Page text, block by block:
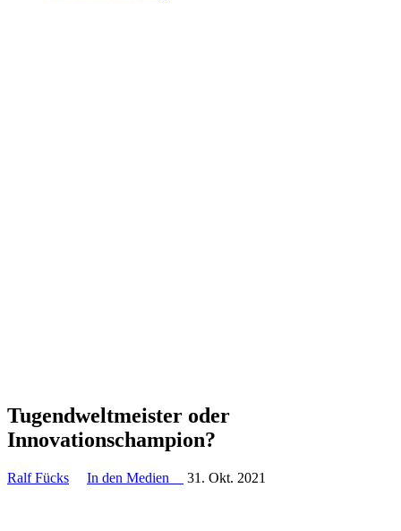
Tugend­welt­meister oder
Innovationschampion?
Ralf Fücks In den Medien 31. Okt. 2021